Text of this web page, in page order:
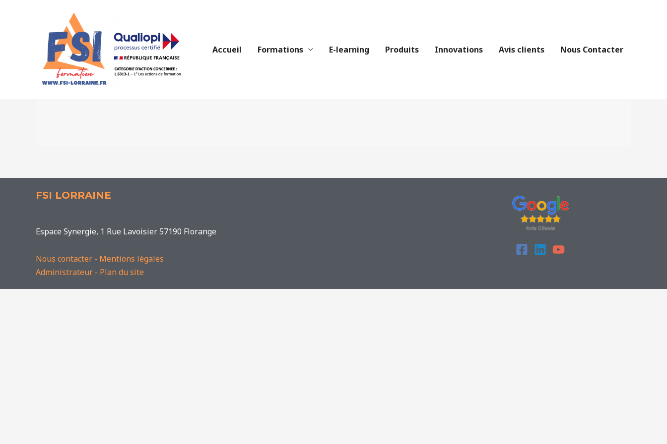
Accueil
Formations E-learning Produits Innovations Avis clients Nous Contacter
ÉVACUATION
FSI LORRAINE
Espace Synergie, 1 Rue Lavoisier 57190 Florange
Nous contacter - Mentions légales
Administrateur - Plan du site